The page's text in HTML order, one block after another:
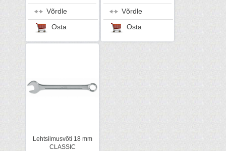
Võrdle
Osta
Võrdle
Osta
Lehtsilmusvõti 18 mm
CLASSIC